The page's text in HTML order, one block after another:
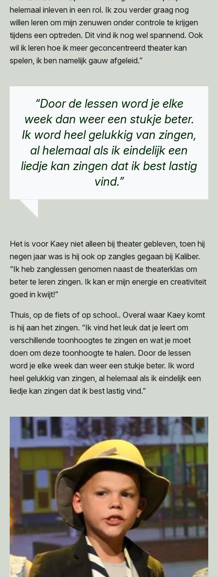
helemaal inleven in een rol. Ik zou verder graag nog
willen leren om mijn zenuwen onder controle te krijgen
tijdens een optreden. Dit vind ik nog wel spannend. Ook
wil ik leren hoe ik meer geconcentreerd theater kan
spelen, ik ben namelijk gauw afgeleid.”
“Door de lessen word je elke
week dan weer een stukje beter.
Ik word heel gelukkig van zingen,
al helemaal als ik eindelijk een
liedje kan zingen dat ik best lastig
vind.”
Het is voor Kaey niet alleen bij theater gebleven, toen hij
negen jaar was is hij ook op zangles gegaan bij Kaliber.
“Ik heb zanglessen genomen naast de theaterklas om
beter te leren zingen. Ik kan er mijn energie en creativiteit
goed in kwijt!”
Thuis, op de fiets of op school.. Overal waar Kaey komt
is hij aan het zingen. “Ik vind het leuk dat je leert om
verschillende toonhoogtes te zingen en wat je moet
doen om deze toonhoogte te halen. Door de lessen
word je elke week dan weer een stukje beter. Ik word
heel gelukkig van zingen, al helemaal als ik eindelijk een
liedje kan zingen dat ik best lastig vind.”